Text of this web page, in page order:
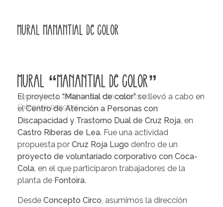
Mural Manantial de Color
noviembre 4, 2025 by conceptocirco
Categoría principal
Mural “Manantial de color”
El proyecto “Manantial de color”se llevó a cabo en
elCentro de Atención a Personas con
Discapacidad y Trastorno Dual de Cruz Roja, en
Castro Riberas de Lea. Fue una actividad
propuesta por Cruz Roja Lugo dentro de un
proyecto de voluntariado corporativo con Coca-
Cola, en el que participaron trabajadores de la
planta de Fontoira.
Desde Concepto Circo, asumimos la dirección